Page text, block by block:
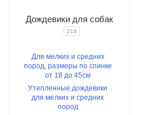
Дождевики для собак
216
Для мелких и средних
пород, размеры по спинке
от 18 до 45см
Утепленные дождевики
для мелких и средних
пород